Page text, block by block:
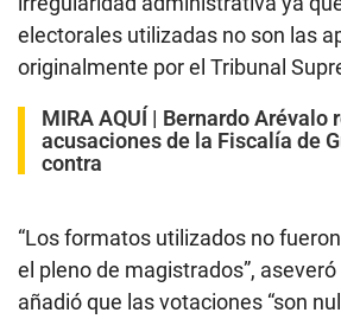
electorales utilizadas no son las
originalmente por el Tribunal
MIRA AQUÍ | Bernardo Arévalo
acusaciones de la Fiscalía de
contra
“Los formatos utilizados no
el pleno de magistrados”, aseveró
añadió que las votaciones “son